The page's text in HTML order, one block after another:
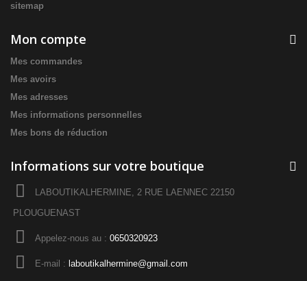
sitemap
Mon compte
Mes commandes
Mes avoirs
Mes adresses
Mes informations personnelles
Mes bons de réduction
Informations sur votre boutique
LABOUTIKALHERMINE, 2 RUE LAENNEC 22150
PLOUGUENAST
Appelez-nous au : 0650320923
E-mail : laboutikalhermine@gmail.com